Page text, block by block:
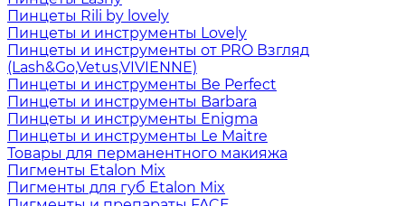
Пинцеты Rili by lovely
Пинцеты и инструменты Lovely
Пинцеты и инструменты от PRO Взгляд
(Lash&Go,Vetus,VIVIENNE)
Пинцеты и инструменты Be Perfect
Пинцеты и инструменты Barbara
Пинцеты и инструменты Enigma
Пинцеты и инструменты Le Maitre
Товары для перманентного макияжа
Пигменты Etalon Mix
Пигменты для губ Etalon Mix